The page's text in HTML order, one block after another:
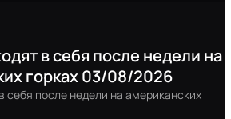
в себя после недели на
горках 03/08/2026
себя после недели на американских